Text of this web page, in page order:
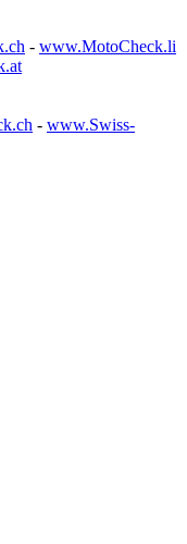
- www.MotoCheck.li
- www.Swiss-